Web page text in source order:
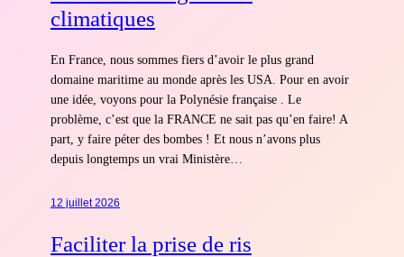
climatiques
En France, nous sommes fiers d’avoir le plus grand
domaine maritime au monde après les USA. Pour en avoir
une idée, voyons pour la Polynésie française . Le
problème, c’est que la FRANCE ne sait pas qu’en faire! A
part, y faire péter des bombes ! Et nous n’avons plus
depuis longtemps un vrai Ministère…
12 juillet 2026
Faciliter la prise de ris